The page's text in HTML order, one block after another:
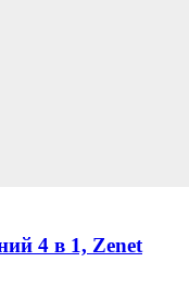
4 в 1, Zenet